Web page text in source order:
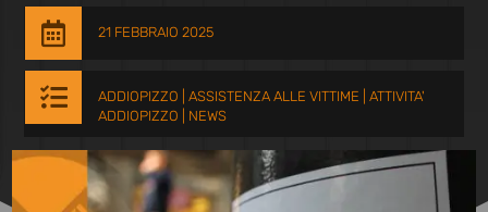
 21 FEBBRAIO 2025
 ADDIOPIZZO ASSISTENZA ALLE VITTIME
ATTIVITA'
ADDIOPIZZO
NEWS